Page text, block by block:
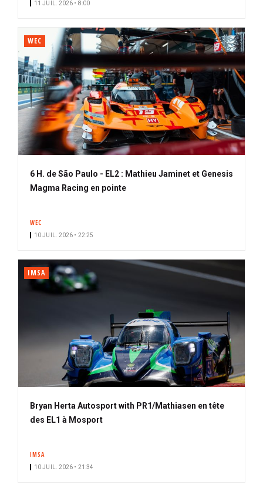
11 JUIL. 2026 • 8:00
WEC
6 H. de São Paulo - EL2 : Mathieu Jaminet et Genesis
Magma Racing en pointe
WEC
10 JUIL. 2026 • 22:25
IMSA
Bryan Herta Autosport with PR1/Mathiasen en tête
des EL1 à Mosport
IMSA
10 JUIL. 2026 • 21:34